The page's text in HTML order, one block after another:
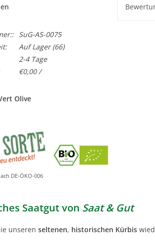
SuG-AS-0075
Auf Lager(66)
2-4 Tage
€0,00 /
Olive
DE-ÖKO-006
Saatgut von Saat & Gut
unseren seltenen, historischen Kürbis